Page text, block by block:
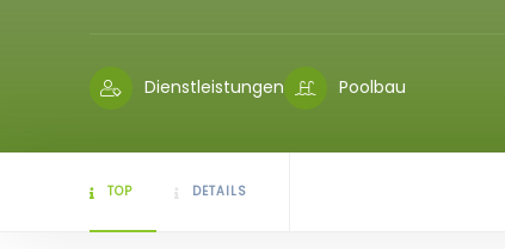
Dienstleistungen Poolbau
TOP DETAILS